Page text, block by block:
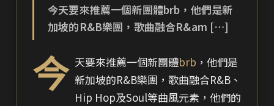
今天要來推薦一個新團體brb，他們是新
加坡的R&B樂團，歌曲融合R&am […]
今 天要來推薦一個新團體brb ，他們是
新加坡的R&B樂團，歌曲融合R&B、
Hip Hop及Soul等曲風元素，他們的